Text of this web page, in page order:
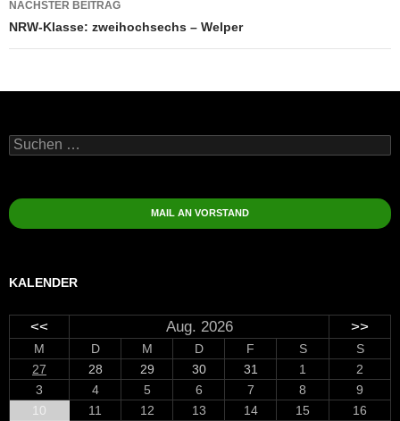
NÄCHSTER BEITRAG
NRW-Klasse: zweihochsechs – Welper
Suchen
nach:
MAIL AN VORSTAND
KALENDER
<< Aug. 2026 >>
M D M D F S
S
27
28 29 30 31 1
2
3
4 5 6 7 8
9
10
11 12 13 14 15
16